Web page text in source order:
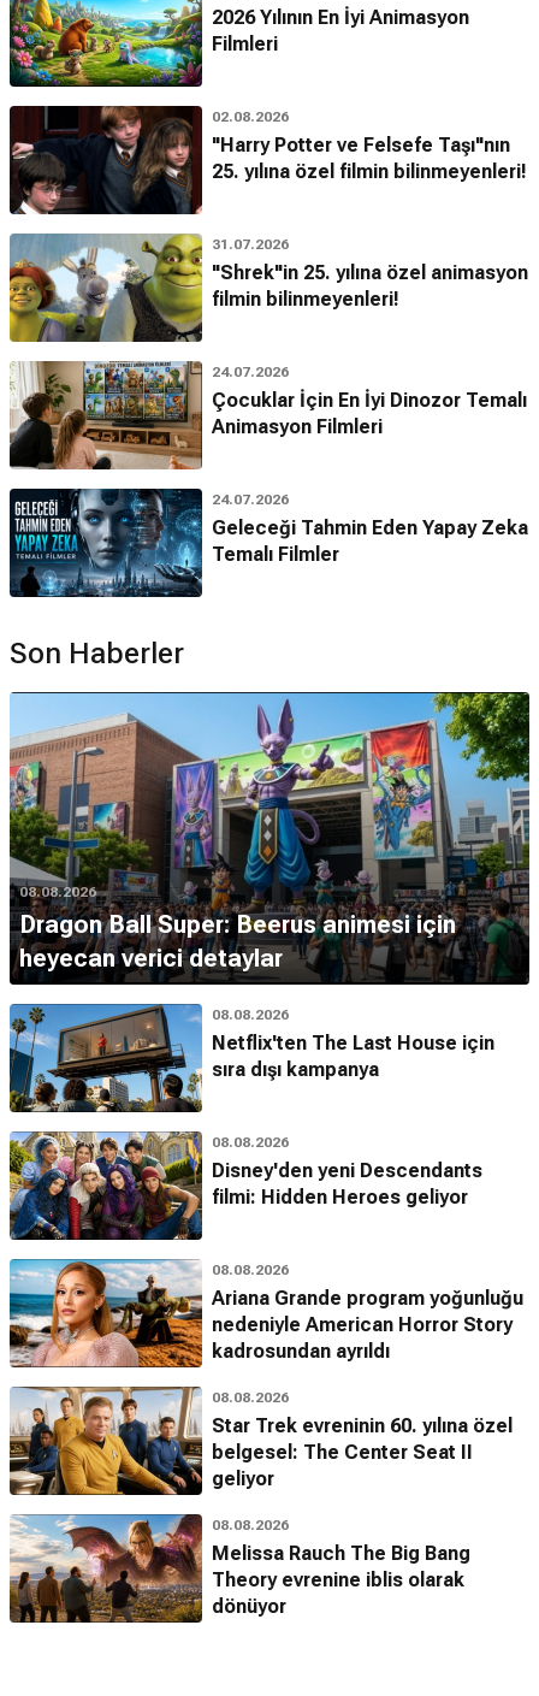
2026 Yılının En İyi Animasyon
Filmleri
02.08.2026
"Harry Potter ve Felsefe Taşı"nın
25. yılına özel filmin bilinmeyenleri!
31.07.2026
"Shrek"in 25. yılına özel animasyon
filmin bilinmeyenleri!
24.07.2026
Çocuklar İçin En İyi Dinozor Temalı
Animasyon Filmleri
24.07.2026
Geleceği Tahmin Eden Yapay Zeka
Temalı Filmler
Son Haberler
08.08.2026
Dragon Ball Super: Beerus animesi için
heyecan verici detaylar
08.08.2026
Netflix'ten The Last House için
sıra dışı kampanya
08.08.2026
Disney'den yeni Descendants
filmi: Hidden Heroes geliyor
08.08.2026
Ariana Grande program yoğunluğu
nedeniyle American Horror Story
kadrosundan ayrıldı
08.08.2026
Star Trek evreninin 60. yılına özel
belgesel: The Center Seat II
geliyor
08.08.2026
Melissa Rauch The Big Bang
Theory evrenine iblis olarak
dönüyor